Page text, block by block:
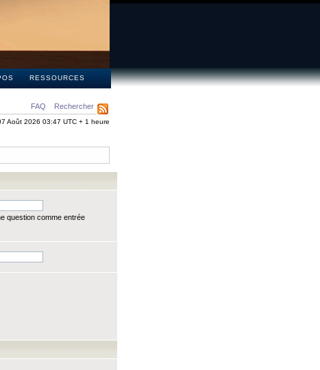
RESSOURCES
FAQ Rechercher
Août 2026 03:47 UTC + 1 heure
question comme entrée